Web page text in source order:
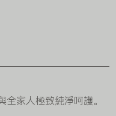
家人極致純淨呵護。